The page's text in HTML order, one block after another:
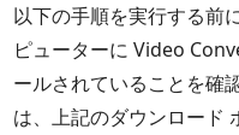
以下の手順を実行する前
ピューターに Video
ールされていることを確
は、上記のダウンロード